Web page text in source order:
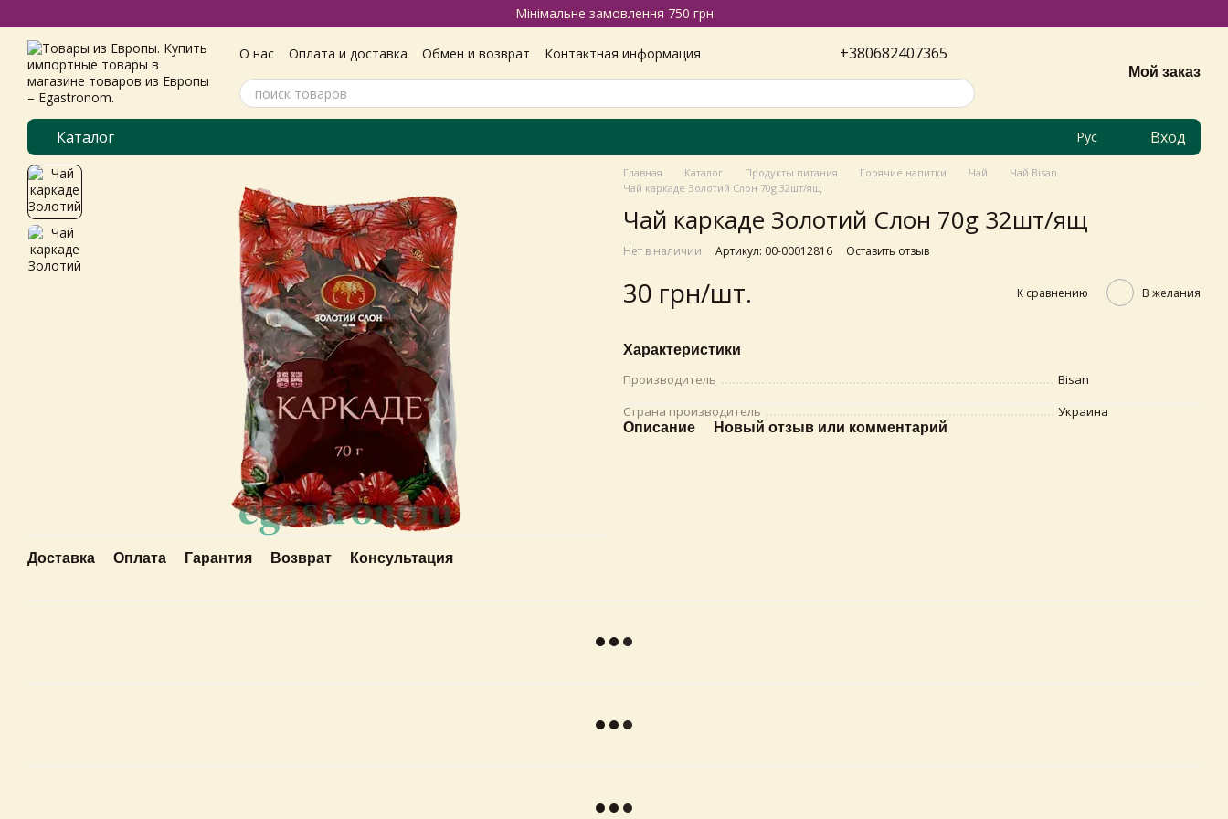
Мінімальне замовлення 750 грн
О нас Оплата и доставка Обмен и возврат
Контактная информация
Пользовательское соглашение
+380682407365
Мой заказ
Каталог Рус Вход
Доставка Оплата Гарантия Возврат Консультация
Главная Каталог Продукты питания Горячие напитки Чай
Чай Bisan
Чай каркаде Золотий Слон 70g 32шт/ящ
Чай каркаде Золотий Слон 70g 32шт/ящ
Нет в наличии Артикул: 00-00012816 Оставить отзыв
30 грн/шт. К сравнению В желания
Характеристики
Производитель
Bisan
Страна производитель
Украина
Описание Новый отзыв или комментарий